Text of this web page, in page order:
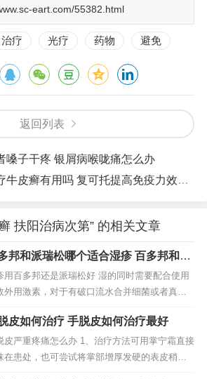
eart.com/55382.html
治疗 光疗 药物 避免
返回列表
嗓子干疼 银屑病喉咙痛怎么办
皮癣有用吗 复可托提高免疫力效果怎么样
扶阳治病次第” 的相关文章
邦和派瑞松哪个适合湿疹 百多邦和派
一样吗
用百多邦还是派瑞松好 湿的同时需要配合使用
外用激素，对于有破口流水合并细菌或者真菌
的湿疹，则需要联合使用抗感染的药膏，如百
治疗细菌感染，派瑞松治疗真菌感染。你好，
种不是同一药物！两种药物性质不同，作用不
百多邦是莫匹罗星软膏，是抗生素用于皮肤细
染，属于消炎性质的外用药物。...
皮如何治疗 手脱皮如何治疗最好
皮严重疼痛怎么办 1、治疗方法可用掌宁霜直接
在患处，也可尝试将掌部增厚发硬的表皮稍稍
一些，然后浸泡在适度的热水中10~20分钟，以